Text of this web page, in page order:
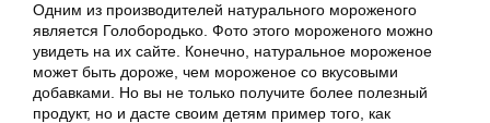
Одним из производителей натурального мороженого
является Голобородько. Фото этого мороженого можно
увидеть на их сайте. Конечно, натуральное мороженое
может быть дороже, чем мороженое со вкусовыми
добавками. Но вы не только получите более полезный
продукт, но и дасте своим детям пример того, как